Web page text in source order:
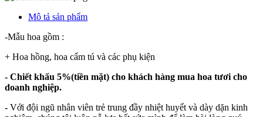
Mô tả sản phẩm
-Mẫu hoa gồm :
+ Hoa hồng, hoa cẩm tú và các phụ kiện
- Chiết khấu 5%(tiền mặt) cho khách hàng mua hoa tươi cho
doanh nghiệp.
- Với đội ngũ nhân viên trẻ trung đầy nhiệt huyết và dày dặn kinh